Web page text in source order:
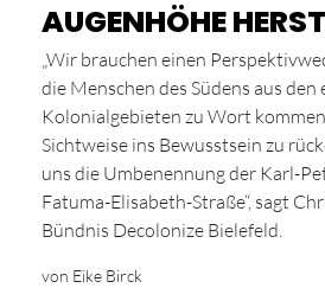
AUGENHÖHE
„Wir brauchen einen
die Menschen des Südens aus
Kolonialgebieten zu Wort
Sichtweise ins Bewusstsein zu
uns die Umbenennung der Karl-
Fatuma-Elisabeth-Straße“, sagt
Bündnis Decolonize Bielefeld.
von Eike Birck